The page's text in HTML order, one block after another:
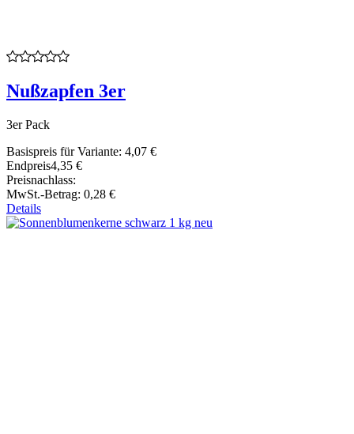
Nußzapfen 3er
3er Pack
Basispreis für Variante: 4,07 €
Endpreis4,35 €
Preisnachlass:
MwSt.-Betrag: 0,28 €
Details